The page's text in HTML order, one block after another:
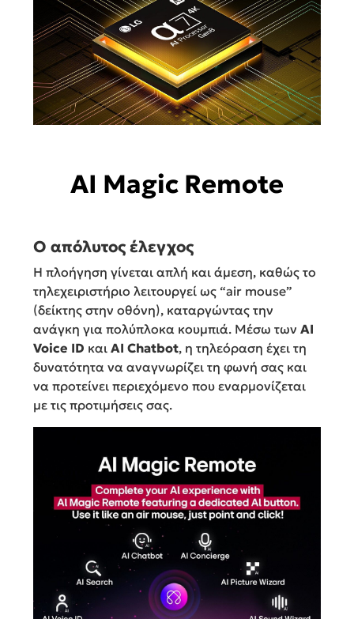
AI Magic Remote
Ο απόλυτος έλεγχος
Η πλοήγηση γίνεται απλή και άμεση, καθώς το
τηλεχειριστήριο λειτουργεί ως “air mouse”
(δείκτης στην οθόνη), καταργώντας την
ανάγκη για πολύπλοκα κουμπιά. Μέσω των AI
Voice ID και AI Chatbot, η τηλεόραση έχει τη
δυνατότητα να αναγνωρίζει τη φωνή σας και
να προτείνει περιεχόμενο που εναρμονίζεται
με τις προτιμήσεις σας.